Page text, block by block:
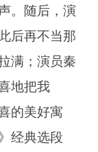
。随后，演
后再不当那
满；演员秦
地把我
的美好寓
经典选段